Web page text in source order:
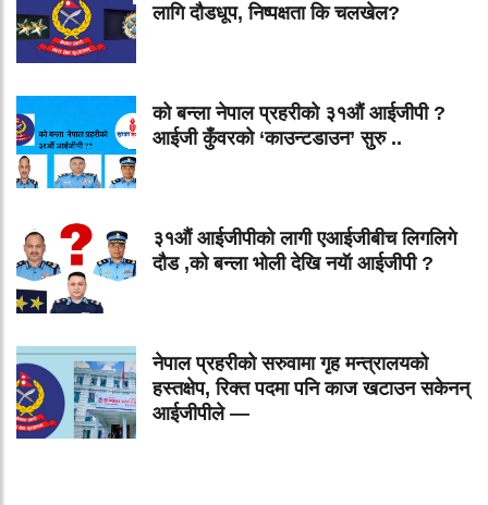
लागि दौडधूप, निष्पक्षता कि चलखेल?
को बन्ला नेपाल प्रहरीको ३१औं आईजीपी ?
आईजी कुँवरको ‘काउन्टडाउन’ सुरु ..
३१औं आईजीपीको लागी एआईजीबीच लिगलिगे
दौड ,को बन्ला भोली देखि नयॅा आईजीपी ?
नेपाल प्रहरीको सरुवामा गृह मन्त्रालयको
हस्तक्षेप, रिक्त पदमा पनि काज खटाउन सकेनन्
आईजीपीले —